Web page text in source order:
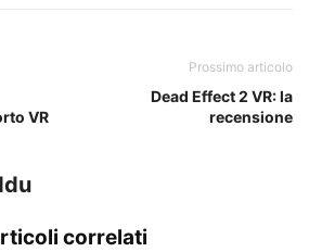
VR
Prossimo articolo
Dead Effect 2 VR: la
recensione
correlati